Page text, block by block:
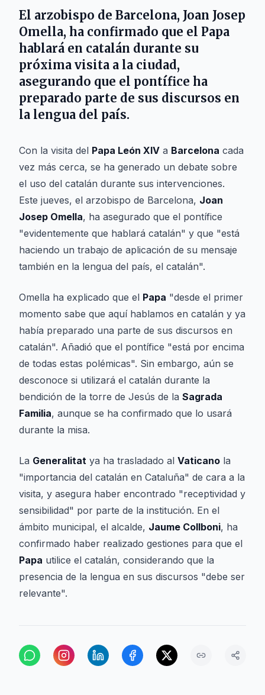
El arzobispo de Barcelona, Joan Josep
Omella, ha confirmado que el Papa
hablará en catalán durante su
próxima visita a la ciudad,
asegurando que el pontífice ha
preparado parte de sus discursos en
la lengua del país.
Con la visita del Papa León XIV a Barcelona cada
vez más cerca, se ha generado un debate sobre
el uso del catalán durante sus intervenciones.
Este jueves, el arzobispo de Barcelona, Joan
Josep Omella, ha asegurado que el pontífice
"evidentemente que hablará catalán" y que "está
haciendo un trabajo de aplicación de su mensaje
también en la lengua del país, el catalán".
Omella ha explicado que el Papa "desde el primer
momento sabe que aquí hablamos en catalán y ya
había preparado una parte de sus discursos en
catalán". Añadió que el pontífice "está por encima
de todas estas polémicas". Sin embargo, aún se
desconoce si utilizará el catalán durante la
bendición de la torre de Jesús de la Sagrada
Familia, aunque se ha confirmado que lo usará
durante la misa.
La Generalitat ya ha trasladado al Vaticano la
"importancia del catalán en Cataluña" de cara a la
visita, y asegura haber encontrado "receptividad y
sensibilidad" por parte de la institución. En el
ámbito municipal, el alcalde, Jaume Collboni, ha
confirmado haber realizado gestiones para que el
Papa utilice el catalán, considerando que la
presencia de la lengua en sus discursos "debe ser
relevante".